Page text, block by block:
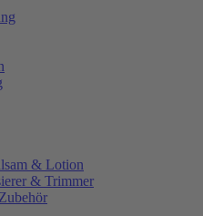
& Lotion
& Trimmer